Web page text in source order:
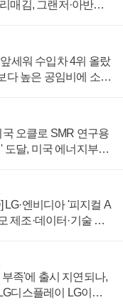
매김, 그랜저·아반떼
세워 수입차 4위 올랐
다 높은 공임비에 소비
오클로 SMR 연구용
도달, 미국 에너지부
엔비디아 '피지컬 A
제조·데이터·기술 결
족'에 출시 지연되나,
디스플레이 LG이노